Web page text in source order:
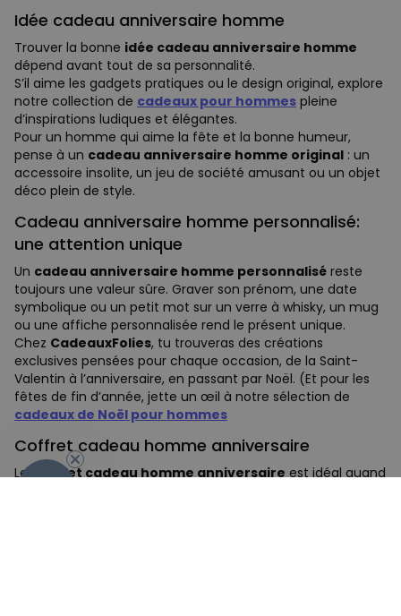
Idée cadeau anniversaire homme
Trouver la bonne idée cadeau anniversaire homme
dépend avant tout de sa personnalité.
S’il aime les gadgets pratiques ou le design original, explore
notre collection de cadeaux pour hommes pleine
d’inspirations ludiques et élégantes.
Pour un homme qui aime la fête et la bonne humeur,
pense à un cadeau anniversaire homme original : un
accessoire insolite, un jeu de société amusant ou un objet
déco plein de style.
Cadeau anniversaire homme personnalisé:
une attention unique
Un cadeau anniversaire homme personnalisé reste
toujours une valeur sûre. Graver son prénom, une date
symbolique ou un petit mot sur un verre à whisky, un mug
ou une affiche personnalisée rend le présent unique.
Chez CadeauxFolies, tu trouveras des créations
exclusives pensées pour chaque occasion, de la Saint-
Valentin à l’anniversaire, en passant par Noël. (Et pour les
fêtes de fin d’année, jette un œil à notre sélection de
cadeaux de Noël pour hommes
Coffret cadeau homme anniversaire
Lecoffret cadeau homme anniversaireest idéal quand